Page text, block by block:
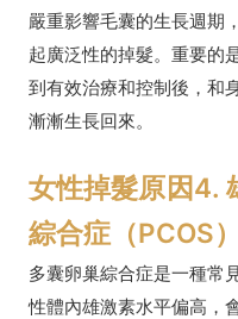
嚴重影響毛囊的生長週期
起廣泛性的掉髮。重要的
到有效治療和控制後，和
漸漸生長回來。
女性掉髮原因4.
綜合症（PCOS）
多囊卵巢綜合症是一種常
性體內雄激素水平偏高，